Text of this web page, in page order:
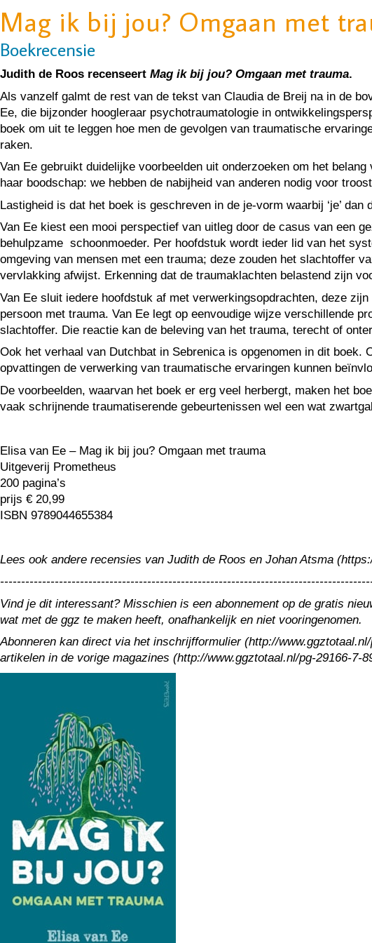
Mag ik bij jou? Omgaan met
Boekrecensie
Judith de Roos recenseert Mag ik bij jou? Omgaan met trauma.
Als vanzelf galmt de rest van de tekst van Claudia de Breij na in de
Ee, die bijzonder hoogleraar psychotraumatologie in
boek om uit te leggen hoe men de gevolgen van traumatische
raken.
Van Ee gebruikt duidelijke voorbeelden uit onderzoeken om het
haar boodschap: we hebben de nabijheid van anderen nodig voor
Lastigheid is dat het boek is geschreven in de je-vorm waarbij ‘je’
Van Ee kiest een mooi perspectief van uitleg door de casus van een
behulpzame schoonmoeder. Per hoofdstuk wordt ieder lid van het
omgeving van mensen met een trauma; deze zouden het slachtoffer
vervlakking afwijst. Erkenning dat de traumaklachten belastend zijn
Van Ee sluit iedere hoofdstuk af met verwerkingsopdrachten, deze
persoon met trauma. Van Ee legt op eenvoudige wijze verschillende
slachtoffer. Die reactie kan de beleving van het trauma, terecht of
Ook het verhaal van Dutchbat in Sebrenica is opgenomen in dit
opvattingen de verwerking van traumatische ervaringen kunnen
De voorbeelden, waarvan het boek er erg veel herbergt, maken het
vaak schrijnende traumatiserende gebeurtenissen wel een wat
Elisa van Ee – Mag ik bij jou? Omgaan met trauma
Uitgeverij Prometheus
200 pagina’s
prijs € 20,99
ISBN 9789044655384
Lees ook andere recensies van Judith de Roos en Johan Atsma
Vind je dit interessant? Misschien is een abonnement op de gratis
wat met de ggz te maken heeft, onafhankelijk en niet vooringenomen.
Abonneren kan direct via het inschrijfformulier (http://
artikelen in de vorige magazines (http://www.ggztotaal.nl/pg-29166-7-